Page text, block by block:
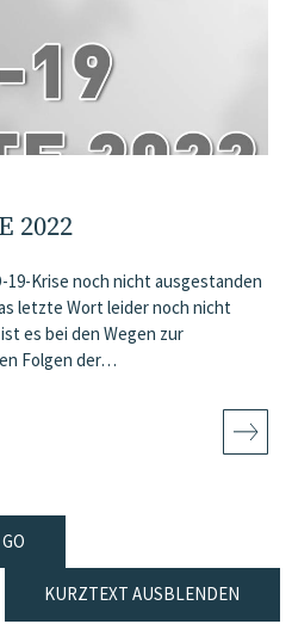
2022
19-Krise noch nicht ausgestanden
letzte Wort leider noch nicht
es bei den Wegen zur
Folgen der…
KURZTEXT AUSBLENDEN